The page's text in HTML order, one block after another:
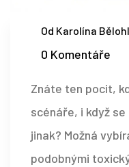
Od Karolína
0 Komentáře
Znáte ten pocit,
scénáře, i když
jinak? Možná
podobnými